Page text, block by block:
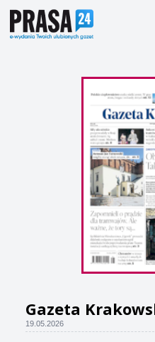
Gazeta
19.05.2026